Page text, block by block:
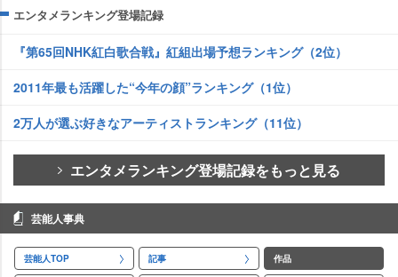
エンタメランキング登場記録
『第65回NHK紅白歌合戦』紅組出場予想ランキング（2位）
2011年最も活躍した“今年の顔”ランキング（1位）
2万人が選ぶ好きなアーティストランキング（11位）
エンタメランキング登場記録をもっと見る
芸能人事典
芸能人TOP 記事 作品